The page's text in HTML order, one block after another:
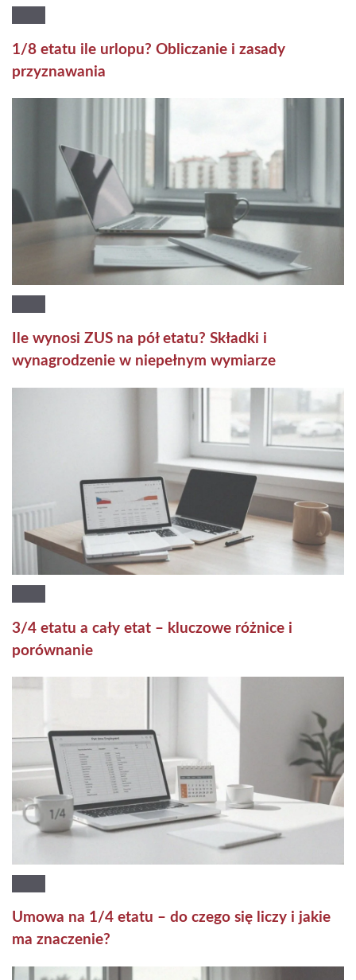
1/8 etatu ile urlopu? Obliczanie i zasady
przyznawania
Ile wynosi ZUS na pół etatu? Składki i
wynagrodzenie w niepełnym wymiarze
3/4 etatu a cały etat – kluczowe różnice i
porównanie
Umowa na 1/4 etatu – do czego się liczy i jakie
ma znaczenie?